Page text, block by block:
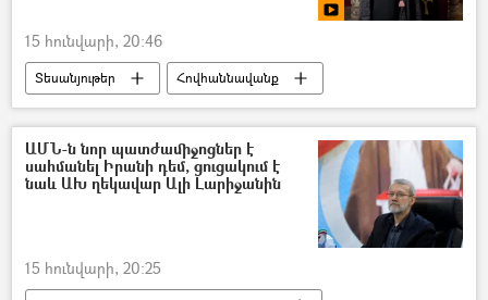
15 հունվարի, 20:46
Տեսանյութեր
Հովհաննավանք
Տեր Վրթանես քահանա Բաղալյան
միասնական աղոթք
ԱՄՆ-ն նոր պատժամիջոցներ է
սահմանել Իրանի դեմ, ցուցակում է
նաև ԱԽ ղեկավար Ալի Լարիջանին
15 հունվարի, 20:25